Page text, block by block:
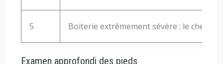
5 Boiterie extrêmement sévère : le cheval
Examen approfondi des pieds